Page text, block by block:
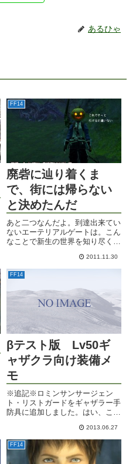
あるひゃ
FF14
廃砦に辿り着くま
で、街には帰らない
と決めたんだ
あと二つなんだよ。到達出来てい
ないエーテリアルゲートは。こん
なことで新生の世界を知り尽くす
知の仕組みもガッチリ覚えたし、
どうやら1.19で少し行きやすくな
ってるらしい。いい加減、廃砦と
紅の樹帯を攻略して、スッキ...
2011.11.30
FF14
βテスト版 Lv50ギ
ャザクラ向け装備メ
モ
※追記※ロミンサンサージェン
ト・リストガードをギャザラー手
防具に追加しました。はい、こん
を打つのにも慣れて来ましたよ
～。使い慣れたATOKからGoogle
日本語入力に切り替えてみました
が、賢いねぇ。よく使う...
2013.06.27
FF14